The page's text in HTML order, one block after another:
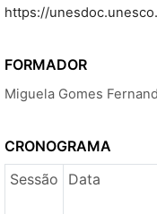
https://
FORMADOR
Miguela Gomes
CRONOGRAMA
Sessão
Data